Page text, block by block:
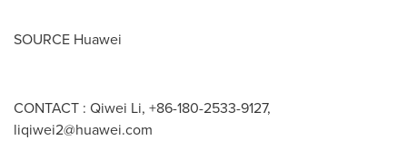
SOURCE Huawei
CONTACT : Qiwei Li, +86-180-2533-9127,
liqiwei2@huawei.com